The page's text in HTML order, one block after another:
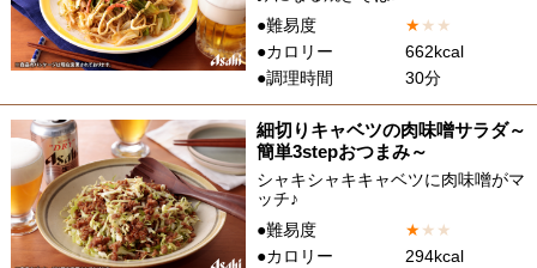
●難易度
★★ ★
●カロリー
662kcal
●調理時間
30分
細切りキャベツの肉味噌サラダ～
簡単3stepおつまみ～
シャキシャキキャベツに肉味噌がマ
ッチ♪
●難易度
★★ ★
●カロリー
294kcal